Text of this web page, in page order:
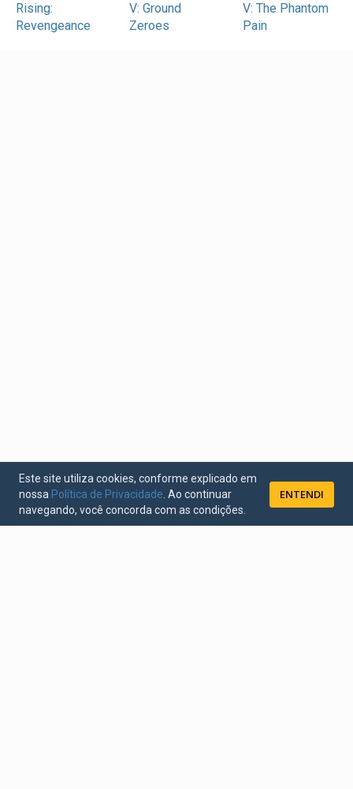
Rising:
Revengeance
V: Ground
Zeroes
V: The Phantom
Pain
Este site utiliza cookies, conforme explicado em
nossa Política de Privacidade . Ao continuar
navegando, você concorda com as condições.
ENTENDI